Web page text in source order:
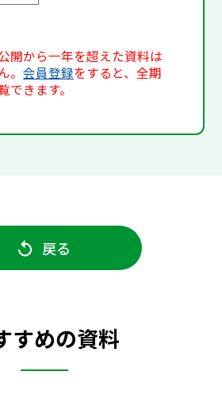
開から一年を超えた資料は
。会員登録をすると、全期
できます。
戻る
すめの資料